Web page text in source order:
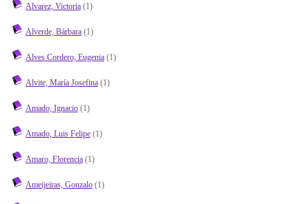
Alvarez, Victoria(1)
Alverde, Bárbara(1)
Alves Cordero, Eugenia(1)
Alvite, María Josefina(1)
Amado, Ignacio(1)
Amado, Luis Felipe(1)
Amaro, Florencia(1)
Ameijeiras, Gonzalo(1)